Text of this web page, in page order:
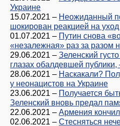
Украине
15.07.2021 – Неожиданный
шокирован реакцией на
01.07.2021 – Путин снова
«незалежная» раз за разом
29.06.2021 – Зеленский
глазах обалдевшей
28.06.2021 – Наскакали?
у неонацистов на Украине
23.06.2021 – Получается
Зеленский вновь предал
22.06.2021 – Армения
02.06.2021 – Стесняться